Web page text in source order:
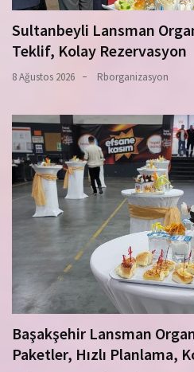
Sultanbeyli Lansman
Teklif, Kolay Rezervasyon
8 Ağustos 2026 Rborganizasyon
Başakşehir Lansman
Paketler, Hızlı Planlama,